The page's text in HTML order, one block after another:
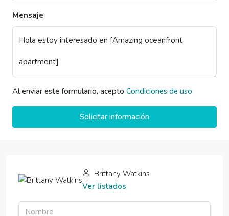
Mensaje
Al enviar este formulario, acepto Condiciones de uso
Solicitar información
Brittany Watkins
Ver listados